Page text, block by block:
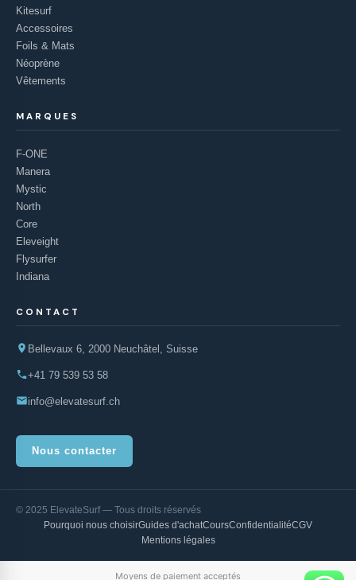
Kitesurf
Accessoires
Foils & Mats
Néoprène
Vêtements
MARQUES
F-ONE
Manera
Mystic
North
Core
Eleveight
Flysurfer
Indiana
CONTACT
Bellevaux 6, 2000 Neuchâtel, Suisse
+41 79 539 53 58
info@elevatesurf.ch
Nous contacter
© 2025 ElevateSurf — Tous droits réservés
Pourquoi nous choisirGuides d'achatCoursConfidentialitéCGV
Mentions légales
Moyens de paiement acceptés